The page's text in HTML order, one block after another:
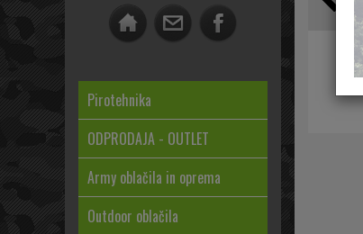
Pirotehnika
ODPRODAJA - OUTLET
Army oblačila in oprema
Outdoor oblačila